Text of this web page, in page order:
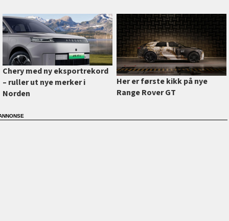
Chery med ny eksportrekord
–⁠ ruller ut nye merker i
Norden
Her er første kikk på nye
Range Rover GT